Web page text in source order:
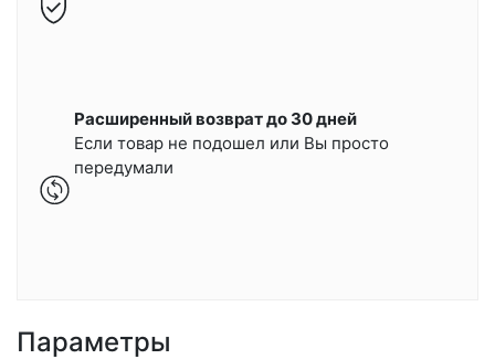
Расширенный возврат до 30 дней
Если товар не подошел или Вы просто
передумали
Параметры